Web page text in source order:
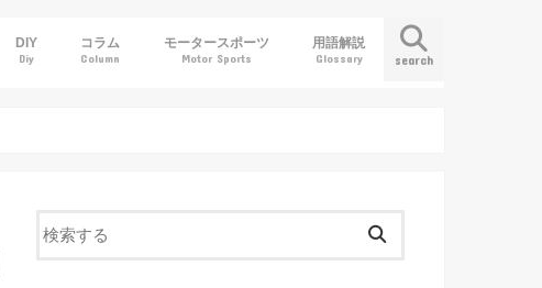
search
DIY
Diy
コラム
Column
モータースポーツ
Motor Sports
用語解説
Glossary